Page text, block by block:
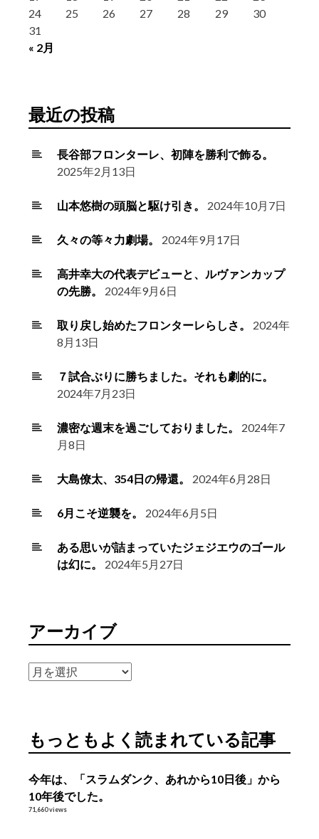
« 2月
24
25 26 27 28 29
30
31
最近の投稿
長谷部フロンターレ、初陣を勝利で飾る。
2025年2月13日
山本悠樹の頭脳と駆け引き。 2024年10月7日
久々の等々力劇場。 2024年9月17日
高井幸大の代表デビューと、ルヴァンカップ
の先勝。
2024年9月6日
取り戻し始めたフロンターレらしさ。
2024年
8月13日
７試合ぶりに勝ちました。それも劇的に。
2024年7月23日
濃密な週末を過ごしておりました。
2024年7
月8日
大島僚太、354日の帰還。 2024年6月28日
6月こそ逆襲を。 2024年6月5日
ある思いが詰まっていたジェジエウのゴール
は幻に。
2024年5月27日
アーカイブ
ア
ブ
もっともよく読まれている記事
今年は、「スラムダンク、あれから10日後」から
10年後でした。
71,660 views